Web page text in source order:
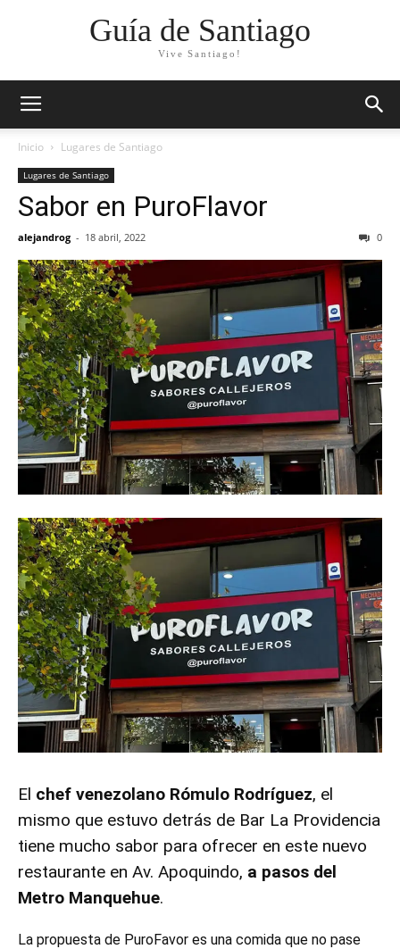
Guía de Santiago
Vive Santiago!
Inicio Lugares de Santiago
Lugares de Santiago
Sabor en PuroFlavor
alejandrog - 18 abril, 2022 0
El chef venezolano Rómulo Rodríguez, el
mismo que estuvo detrás de Bar La Providencia
tiene mucho sabor para ofrecer en este nuevo
restaurante en Av. Apoquindo, a pasos del
Metro Manquehue.
La propuesta de PuroFavor es una comida que no pase